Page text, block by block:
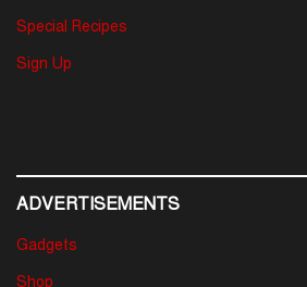
Special Recipes
Sign Up
ADVERTISEMENTS
Gadgets
Shop